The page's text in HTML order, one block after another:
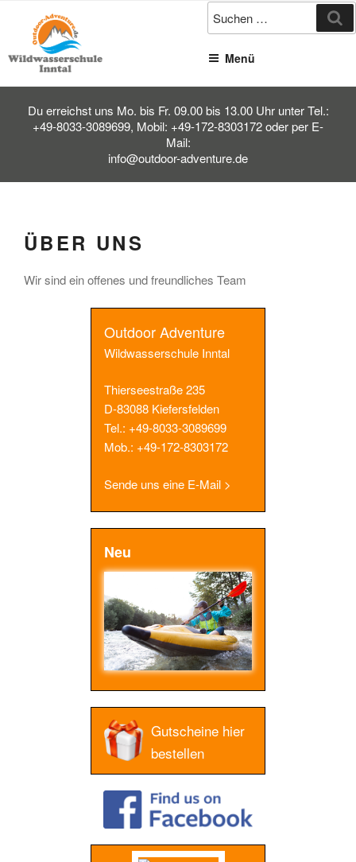
springen
Menü
Du erreichst uns Mo. bis Fr. 09.00 bis 13.00 Uhr unter Tel.:
+49-8033-3089699, Mobil: +49-172-8303172 oder per E-
Mail:
info@outdoor-adventure.de
ÜBER UNS
Wir sind ein offenes und freundliches Team
Outdoor Adventure
Wildwasserschule Inntal
Thierseestraße 235
D-83088 Kiefersfelden
Tel.: +49-8033-3089699
Mob.: +49-172-8303172
Sende uns eine E-Mail >
Neu
Gutscheine hier
bestellen